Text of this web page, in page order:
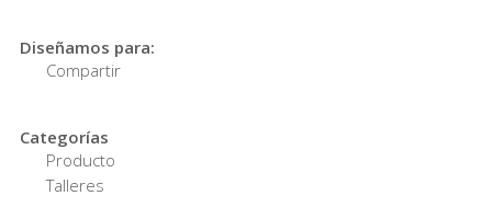
Diseñamos para:
Compartir
Categorías
Producto
Talleres